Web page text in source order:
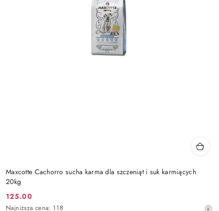
Maxcotte Cachorro sucha karma dla szczeniąt i suk karmiących
20kg
Cena
125.00
Najniższa
Najniższa cena: 118